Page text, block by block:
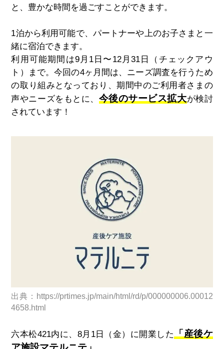
と、豊かな時間を過ごすことができます。
1泊から利用可能で、パートナーや上のお子さまと一
緒に宿泊できます。
利用可能期間は9月1日〜12月31日（チェックアウ
ト）まで。今回の4ヶ月間は、ニーズ調査を行うため
の取り組みとなっており、期間中のご利用者さまの
声やニーズをもとに、 今後のサービス拡大が検討
されています！
出典：https://prtimes.jp/main/html/rd/p/000000006.00012
4658.html
六本松421内に、8月1日（金）に開業した「産後ケ